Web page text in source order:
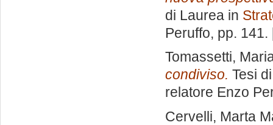
di Laurea in
Peruffo, pp.
Tomassetti,
condiviso. Tesi
relatore Enzo
Cervelli, Marta